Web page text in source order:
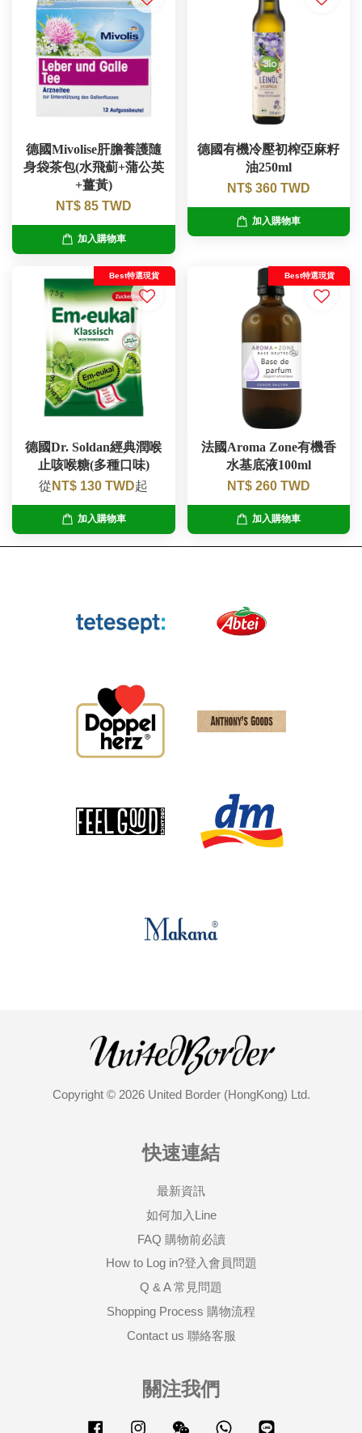
德國Mivolise肝膽養護隨
身袋茶包(水飛薊+蒲公英
+薑黃)
NT$ 85 TWD
加入購物車
德國有機冷壓初榨亞麻籽
油250ml
NT$ 360 TWD
加入購物車
Best特選現貨
德國Dr. Soldan經典潤喉
止咳喉糖(多種口味)
從 NT$ 130 TWD起
加入購物車
Best特選現貨
法國Aroma Zone有機香
水基底液100ml
NT$ 260 TWD
加入購物車
Copyright © 2026 United Border (HongKong) Ltd.
快速連結
最新資訊
如何加入Line
FAQ 購物前必讀
How to Log in?登入會員問題
Q & A 常見問題
Shopping Process 購物流程
Contact us 聯絡客服
關注我們
Facebook Instagram Wechat Whatsapp